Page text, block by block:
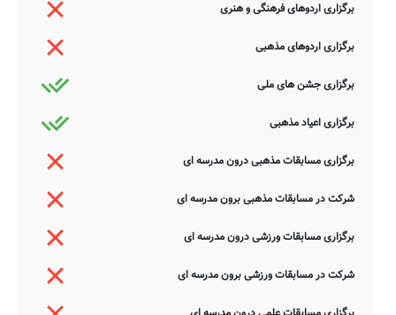
برگزاری اردوهای فرهنگی و هنری
برگزاری اردوهای مذهبی
برگزاری جشن های ملی
برگزاری اعیاد مذهبی
برگزاری مسابقات مذهبی درون مدرسه ای
شرکت در مسابقات مذهبی برون مدرسه ای
برگزاری مسابقات ورزشی درون مدرسه ای
شرکت در مسابقات ورزشی برون مدرسه ای